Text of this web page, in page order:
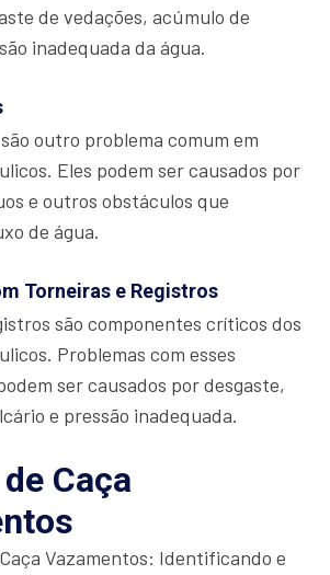
de vedações, acúmulo de
inadequada da água.
outro problema comum em
Eles podem ser causados por
e outros obstáculos que
de água.
Torneiras e Registros
são componentes críticos dos
Problemas com esses
ser causados por desgaste,
e pressão inadequada.
Caça
Vazamentos: Identificando e